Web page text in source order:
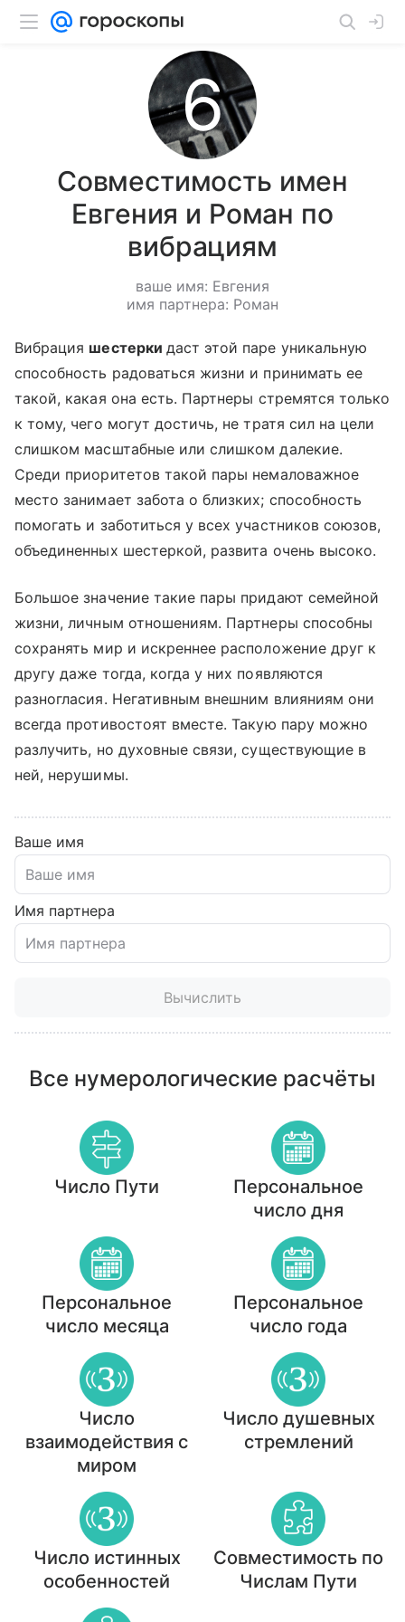
Совместимость имен
Евгения и Роман по
вибрациям
ваше имя: Евгения
имя партнера: Роман
Вибрация шестерки даст этой паре уникальную
способность радоваться жизни и принимать ее
такой, какая она есть. Партнеры стремятся только
к тому, чего могут достичь, не тратя сил на цели
слишком масштабные или слишком далекие.
Среди приоритетов такой пары немаловажное
место занимает забота о близких; способность
помогать и заботиться у всех участников союзов,
объединенных шестеркой, развита очень высоко.
Большое значение такие пары придают семейной
жизни, личным отношениям. Партнеры способны
сохранять мир и искреннее расположение друг к
другу даже тогда, когда у них появляются
разногласия. Негативным внешним влияниям они
всегда противостоят вместе. Такую пару можно
разлучить, но духовные связи, существующие в
ней, нерушимы.
Ваше имя
Имя партнера
Вычислить
Все нумерологические расчёты
Число Пути
Персональное
число дня
Персональное
число месяца
Персональное
число года
Число
взаимодействия с
миром
Число душевных
стремлений
Число истинных
особенностей
Совместимость по
Числам Пути